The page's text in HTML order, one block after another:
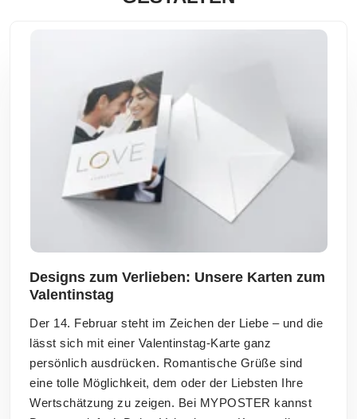
Designs zum Verlieben: Unsere Karten zum
Valentinstag
Der 14. Februar steht im Zeichen der Liebe – und die
lässt sich mit einer Valentinstag-Karte ganz
persönlich ausdrücken. Romantische Grüße sind
eine tolle Möglichkeit, dem oder der Liebsten Ihre
Wertschätzung zu zeigen. Bei MYPOSTER kannst